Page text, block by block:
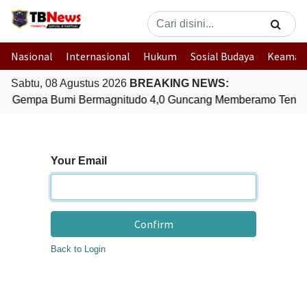
Nasional Internasional Hukum Sosial Budaya
Sabtu, 08 Agustus 2026 BREAKING NEWS:
Gempa Bumi Bermagnitudo 4,0 Guncang Memberamo
Your Email
Confirm
Back to Login